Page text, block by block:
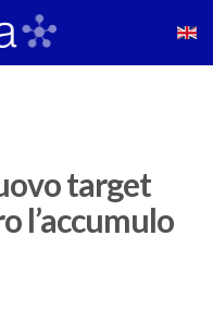
target
l’accumulo